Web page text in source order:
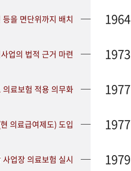
을 면단위까지 배치 1964
업의 법적 근거 마련 1973
료보험 적용 의무화 1977
의료급여제도) 도입 1977
업장 의료보험 실시 1979